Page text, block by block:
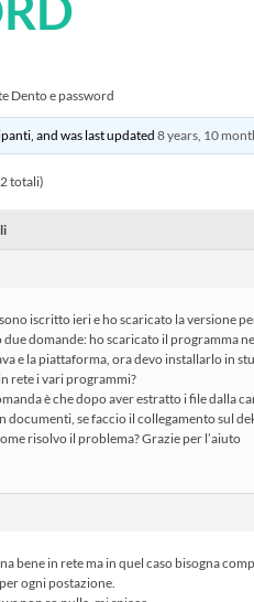
Dento e password
and was last updated8 years, 10
totali)
iscritto ieri e ho scaricato la versione
due domande: ho scaricato il programma
e la piattaforma, ora devo installarlo in
rete i vari programmi?
è che dopo aver estratto i file dalla
documenti, se faccio il collegamento sul
risolvo il problema? Grazie per l’aiuto
bene in rete ma in quel caso bisogna
ogni postazione.